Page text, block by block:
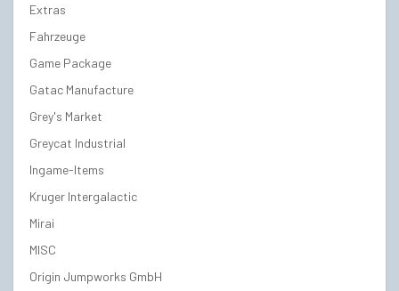
Extras
Fahrzeuge
Game Package
Gatac Manufacture
Grey's Market
Greycat Industrial
Ingame-Items
Kruger Intergalactic
Mirai
MISC
Origin Jumpworks GmbH